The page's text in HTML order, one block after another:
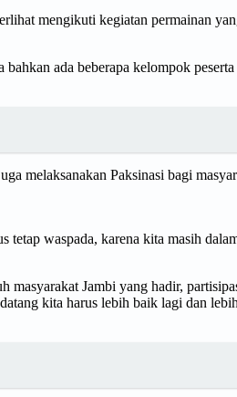
mengikuti kegiatan permainan
ada beberapa kelompok
melaksanakan Paksinasi bagi
tetap waspada, karena kita masih
Jambi yang hadir,
kita harus lebih baik lagi dan